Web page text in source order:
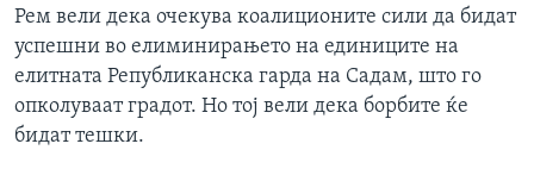
Рем вели дека очекува коалиционите сили да бидат
успешни во елиминирањето на единиците на
елитната Републиканска гарда на Садам, што го
опколуваат градот. Но тој вели дека борбите ќе
бидат тешки.